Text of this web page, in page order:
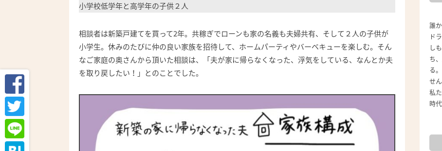
小学校低学年と高学年の子供２人
相談者は新築戸建てを買って2年。共稼ぎでローンも家の名義も夫婦共有、そして２人の子供が
小学生。休みのたびに仲の良い家族を招待して、ホームパーティやバーベキューを楽しむ。そん
なご家庭の奥さんから頂いた相談は、「夫が家に帰らなくなった、浮気をしている、なんとか夫
を取り戻したい！」とのことでした。
誰
ド
し
ち
る
せん
私
時